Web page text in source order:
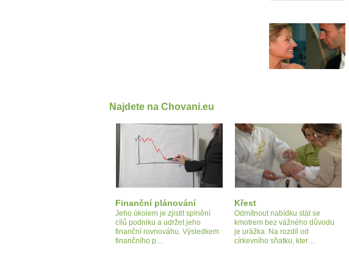
Najdete na Chovani.eu
Finanční plánování
Jeho úkolem je zjistit splnění
cílů podniku a udržet jeho
finanční rovnováhu. Výsledkem
finančního p…
Křest
Odmítnout nabídku stát se
kmotrem bez vážného důvodu
je urážka. Na rozdíl od
církevního sňatku, kter…